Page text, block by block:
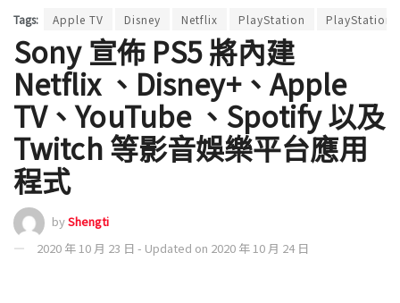
Tags: Apple TV Disney Netflix PlayStation PlayStation
Sony 宣佈 PS5 將內建
Netflix 、Disney+、Apple
TV、YouTube 、Spotify 以及
Twitch 等影音娛樂平台應用
程式
byShengti
2020 年 10 月 23 日 - Updated on 2020 年 10 月 24 日